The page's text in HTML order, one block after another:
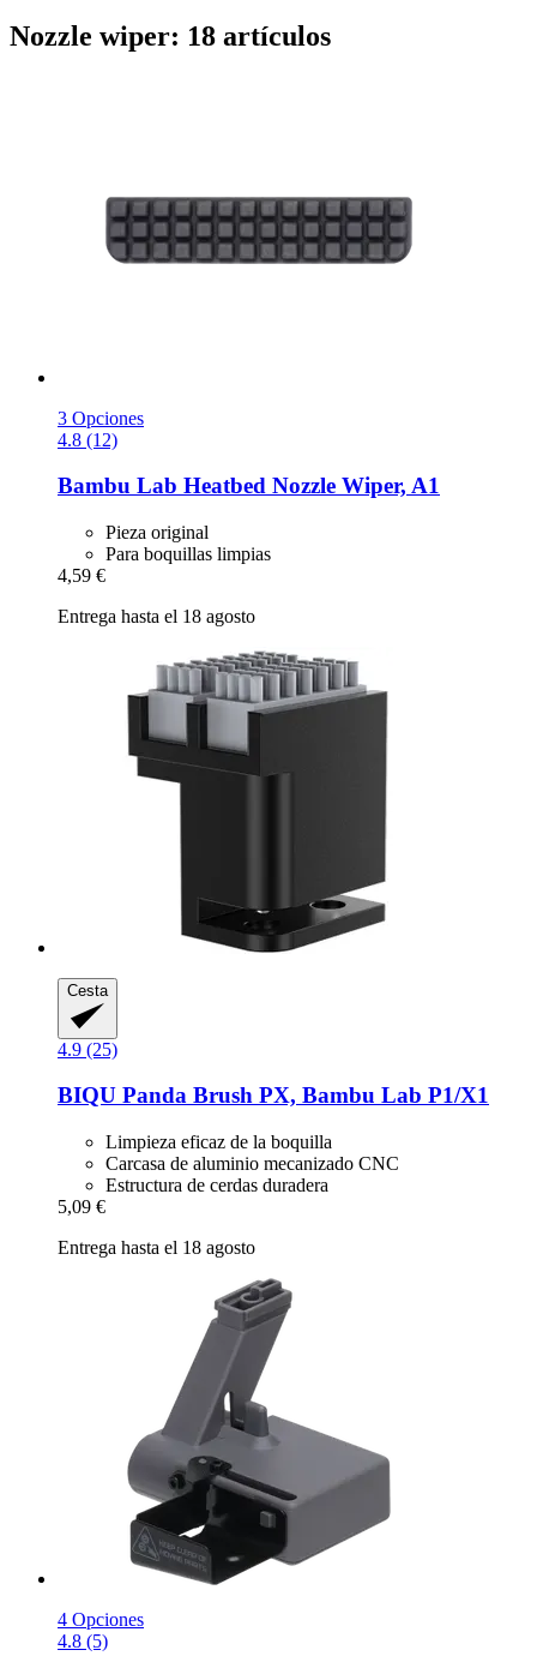
Nozzle wiper: 18 artículos
3 Opciones
4.8 (12)
Bambu Lab Heatbed Nozzle Wiper, A1
Pieza original
Para boquillas limpias
4,59 €
Entrega hasta el 18 agosto
Cesta
4.9 (25)
BIQU Panda Brush PX, Bambu Lab P1/X1
Limpieza eficaz de la boquilla
Carcasa de aluminio mecanizado CNC
Estructura de cerdas duradera
5,09 €
Entrega hasta el 18 agosto
4 Opciones
4.8 (5)